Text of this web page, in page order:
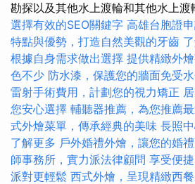
勘探以及其他水上渡輪和其他水上渡
選擇有效的SEO關鍵字 高雄台胞證
特點與優勢，打造自然美觀的牙齒
根據自身需求做出選擇 提供精緻外
色不少 防水漆，保護您的牆面免受
雷射手術費用，計劃您的視力矯正
您安心選擇 輔聽器推薦，為您推薦
式外燴菜單，傳承經典的美味 長照
了解更多 戶外婚禮外燴，讓您的婚
師事務所，實力派法律顧問 享受便
派對更輕鬆 西式外燴，呈現精緻西